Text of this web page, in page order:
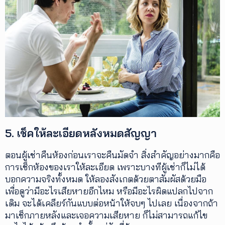
5. เช็คให้ละเอียดหลังหมดสัญญา
ตอนผู้เช่าคืนห้องก่อนเราจะคืนมัดจำ สิ่งสำคัญอย่างมากคือ
การเช็กห้องของเราให้ละเอียด เพราะบางทีผู้เช่าก็ไม่ได้
บอกความจริงทั้งหมด ให้ลองสังเกตด้วยตาสัมผัสด้วยมือ
เพื่อดูว่ามีอะไรเสียหายอีกไหม หรือมีอะไรผิดแปลกไปจาก
เดิม จะได้เคลียร์กันแบบต่อหน้าให้จบๆ ไปเลย เนื่องจากถ้า
มาเช็กภายหลังและเจอความเสียหาย ก็ไม่สามารถแก้ไข